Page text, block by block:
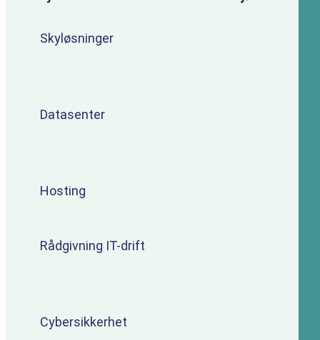
Skyløsninger
Datasenter
Hosting
Rådgivning IT-drift
Cybersikkerhet